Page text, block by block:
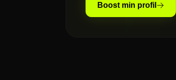
Boost min profil